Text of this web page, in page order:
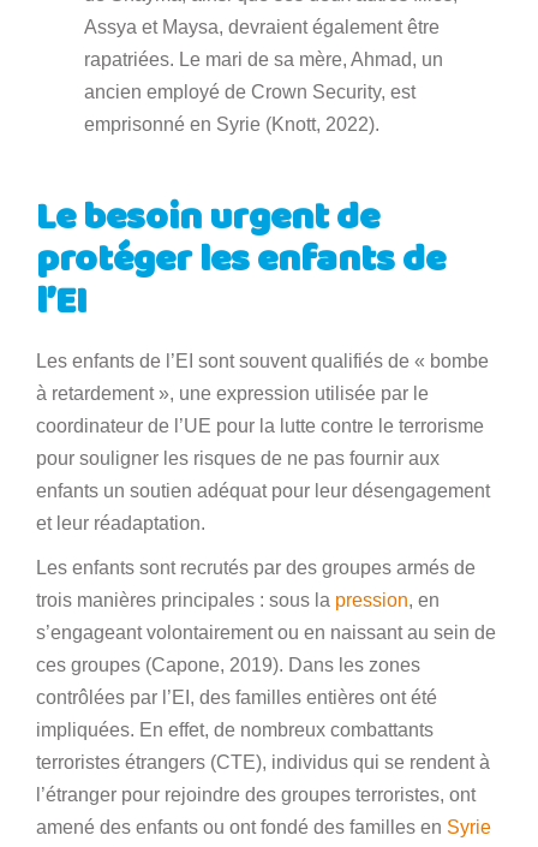
Assya et Maysa, devraient également être
rapatriées. Le mari de sa mère, Ahmad, un
ancien employé de Crown Security, est
emprisonné en Syrie (Knott, 2022).
Le besoin urgent de
protéger les enfants de
l’EI
Les enfants de l’EI sont souvent qualifiés de « bombe
à retardement », une expression utilisée par le
coordinateur de l’UE pour la lutte contre le terrorisme
pour souligner les risques de ne pas fournir aux
enfants un soutien adéquat pour leur désengagement
et leur réadaptation.
Les enfants sont recrutés par des groupes armés de
trois manières principales : sous la pression, en
s’engageant volontairement ou en naissant au sein de
ces groupes (Capone, 2019). Dans les zones
contrôlées par l’EI, des familles entières ont été
impliquées. En effet, de nombreux combattants
terroristes étrangers (CTE), individus qui se rendent à
l’étranger pour rejoindre des groupes terroristes, ont
amené des enfants ou ont fondé des familles en Syrie